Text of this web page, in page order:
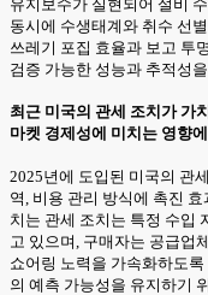
유지보수가 실현되어 설비
동시에 수생태계와 취수 선
쓰레기 포집 효율과 보고 투
검증 가능한 성능과 추적성
최근 미국의 관세 조치가 가
마켓 경제성에 미치는 영향
2025년에 도입된 미국의 관
역, 비용 관리 방식에 촉진
치는 관세 조치는 특정 수입
고 있으며, 구매자는 공급업
쇼어링 노력을 가속화하도
의 예측 가능성을 유지하기